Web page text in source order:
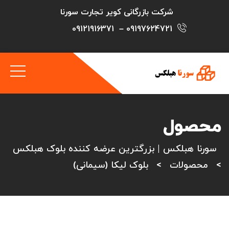
شرکت بازرگانی کویر تجارت سورنا
09197624721
–
09121916371
محصول
سورنا هبلکس | بزرگترین عرضه کننده بلوک هبلکس
>
محصولات > بلوک لیکا (سیمانی)